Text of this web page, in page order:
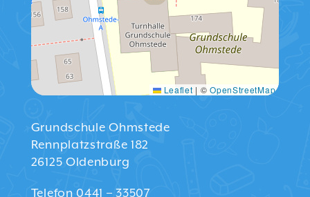
Grundschule Ohmstede
Rennplatzstraße 182
26125 Oldenburg
Telefon 0441 – 33507
Leaflet | ©OpenStreetMap